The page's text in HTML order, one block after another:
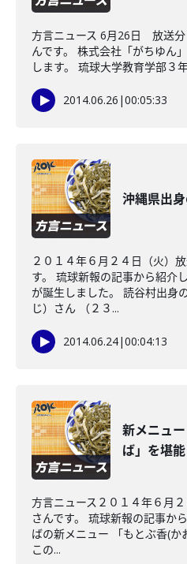
方言ニュース 6月26日 放送分
んです。 株式会社「がちゆん
します。 琉球大学教育学部３
2014.06.26 |00:05:33
沖縄県出
２０１４年６月２４日（火）
す。 琉球新報の記事から紹介
が誕生しました。 読谷村出身
じ）さん （２３...
2014.06.24|00:04:13
新メニュ
ば」を堪能
方言ニュース２０１４年６月
さんです。 琉球新報の記事か
ばの新メニュー 「もとぶ香(
この...